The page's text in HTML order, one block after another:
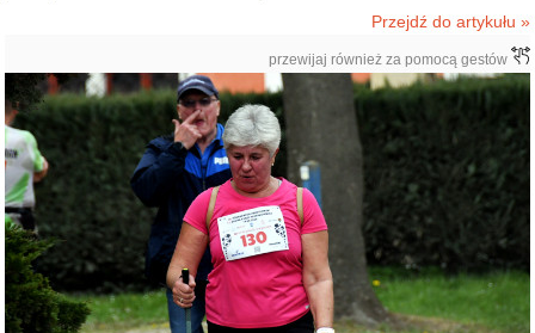
Przejdź do artykułu »
przewijaj również za pomocą gestów